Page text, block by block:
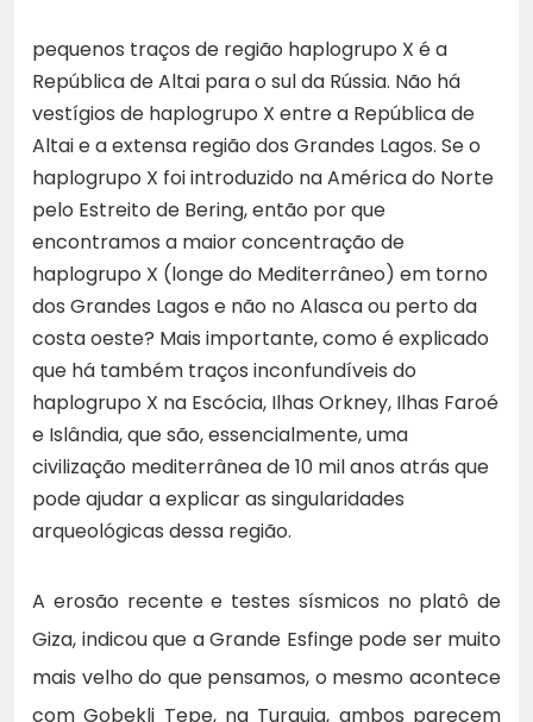
pequenos traços de região haplogrupo X é a
República de Altai para o sul da Rússia. Não há
vestígios de haplogrupo X entre a República de
Altai e a extensa região dos Grandes Lagos. Se o
haplogrupo X foi introduzido na América do Norte
pelo Estreito de Bering, então por que
encontramos a maior concentração de
haplogrupo X (longe do Mediterrâneo) em torno
dos Grandes Lagos e não no Alasca ou perto da
costa oeste? Mais importante, como é explicado
que há também traços inconfundíveis do
haplogrupo X na Escócia, Ilhas Orkney, Ilhas Faroé
e Islândia, que são, essencialmente, uma
civilização mediterrânea de 10 mil anos atrás que
pode ajudar a explicar as singularidades
arqueológicas dessa região.
A erosão recente e testes sísmicos no platô de
Giza, indicou que a Grande Esfinge pode ser muito
mais velho do que pensamos, o mesmo acontece
com Gobekli Tepe, na Turquia, ambos parecem